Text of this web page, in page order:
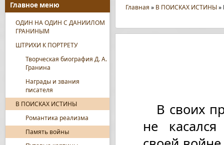
Главная » В ПОИСКАХ ИСТИНЫ»
В своих
не
Главное меню
ОДИН НА ОДИН С ДАНИИЛОМ
ГРАНИНЫМ
ШТРИХИ К ПОРТРЕТУ
Творческая биография Д. А.
Гранина
Награды и звания
писателя
В ПОИСКАХ ИСТИНЫ
Романтика реализма
Память войны